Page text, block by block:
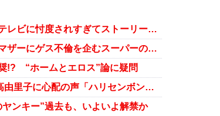
『家売るオンナの逆襲』イモトアヤコが日本テレビに忖度されすぎてストーリーの邪魔に？
『家売るオンナの逆襲』ぶりっこワーキングマザーにゲス不倫を企むスーパーの店長……鬱陶しいキャラ祭りに？
!? “ホームとエロス”論に疑問
関ジャニ∞・大倉忠義との失恋で傷心中の吉高由里子に心配の声「ハリセンボン・春菜と仲が良すぎて……」
ンキー”過去も、いよいよ解禁か